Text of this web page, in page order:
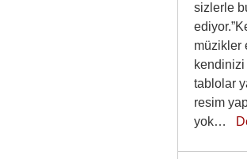
sizlerle
müzikler
kendinizi
tablolar
resim
yok…